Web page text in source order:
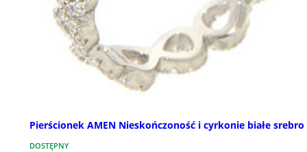
Pierścionek AMEN Nieskończoność i cyrkonie białe srebro
DOSTĘPNY